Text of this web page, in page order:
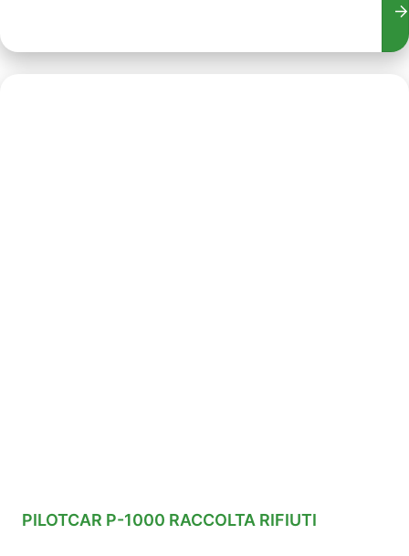
PILOTCAR P-1000 RACCOLTA RIFIUTI